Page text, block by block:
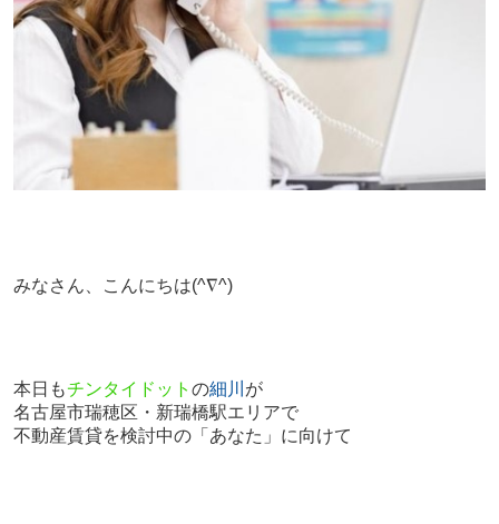
みなさん、こんにちは(^∇^)
本日もチンタイドット の細川 が
名古屋市瑞穂区・新瑞橋駅エリアで
不動産賃貸を検討中の「あなた」に向けて